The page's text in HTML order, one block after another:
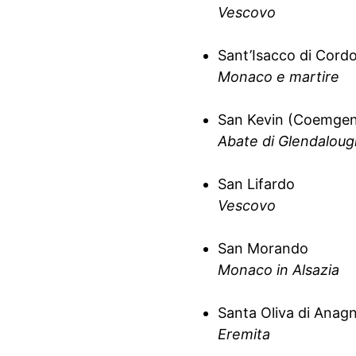
Vescovo
Sant’Isacco di
Monaco e martire
San Kevin
Abate di
San Lifardo
Vescovo
San Morando
Monaco in Alsazia
Santa Oliva di
Eremita